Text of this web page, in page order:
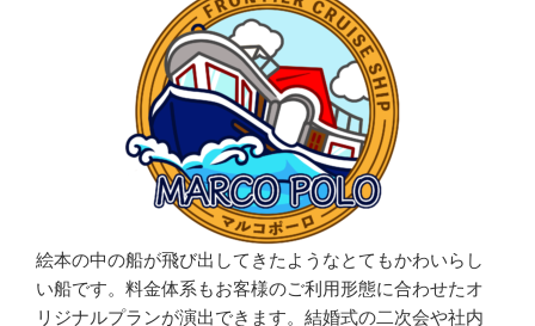
絵本の中の船が飛び出してきたようなとてもかわいらし
い船です。料金体系もお客様のご利用形態に合わせたオ
リジナルプランが演出できます。結婚式の二次会や社内